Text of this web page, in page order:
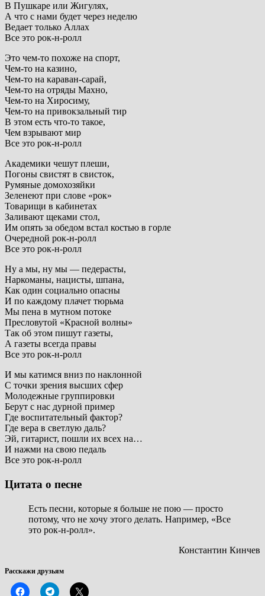
В Пушкаре или Жигулях,
А что с нами будет через неделю
Ведает только Аллах
Все это рок-н-ролл
Это чем-то похоже на спорт,
Чем-то на казино,
Чем-то на караван-сарай,
Чем-то на отряды Махно,
Чем-то на Хиросиму,
Чем-то на привокзальный тир
В этом есть что-то такое,
Чем взрывают мир
Все это рок-н-ролл
Академики чешут плеши,
Погоны свистят в свисток,
Румяные домохозяйки
Зеленеют при слове «рок»
Товарищи в кабинетах
Заливают щеками стол,
Им опять за обедом встал костью в горле
Очередной рок-н-ролл
Все это рок-н-ролл
Ну а мы, ну мы — педерасты,
Наркоманы, нацисты, шпана,
Как один социально опасны
И по каждому плачет тюрьма
Мы пена в мутном потоке
Пресловутой «Красной волны»
Так об этом пишут газеты,
А газеты всегда правы
Все это рок-н-ролл
И мы катимся вниз по наклонной
С точки зрения высших сфер
Молодежные группировки
Берут с нас дурной пример
Где воспитательный фактор?
Где вера в светлую даль?
Эй, гитарист, пошли их всех на…
И нажми на свою педаль
Все это рок-н-ролл
Цитата о песне
Есть песни, которые я больше не пою — просто
потому, что не хочу этого делать. Например, «Все
это рок-н-ролл».
Константин Кинчев
Расскажи друзьям